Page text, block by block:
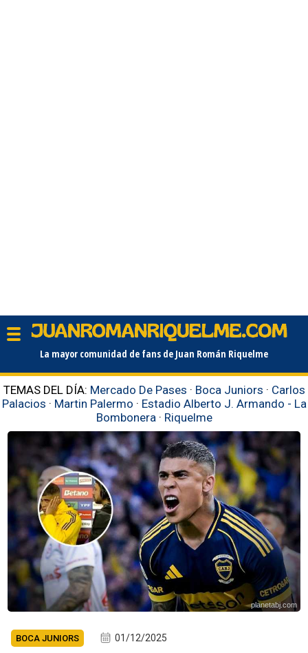
La mayor comunidad de fans de Juan Román Riquelme
TEMAS DEL DÍA: Mercado De Pases · Boca Juniors · Carlos
Palacios · Martin Palermo · Estadio Alberto J. Armando - La
Bombonera · Riquelme
planetabj.com
BOCA JUNIORS 01/12/2025